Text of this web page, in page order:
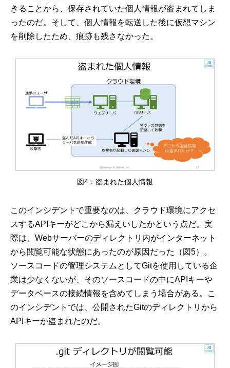
きることから、保存されていた個人情報が盗まれてしま
ったのだ。そして、個人情報を転送した後に仮想マシン
を削除したため、痕跡も残さなかった。
図4：盗まれた個人情報
このインシデントで重要なのは、クラウド環境にアクセ
スするAPIキーがどこから漏えいしたかという点だ。実
際は、Webサーバーのディレクトリ内がインターネット
から閲覧可能な状態にあったのが原因だった（図5）。
ソースコードの管理システムとしてGitを使用している企
業は少なくないが、そのソースコードの中にAPIキーや
データベースの接続情報を含めてしまう場合がある。こ
のインシデントでは、公開されたGitのディレクトリから
APIキーが盗まれたのだ。